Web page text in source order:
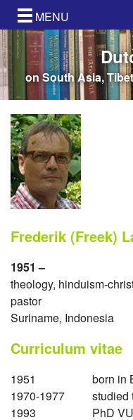
MENU
on South Asia,
Frederik (Freek)
1951 –
theology, hinduism-
pastor
Suriname, Indonesia
Curriculum vitae
1951
born in
1970-1977
studied
1993
PhD